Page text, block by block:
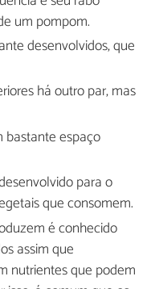
um pompom.
desenvolvidos, que
há outro par, mas
bastante espaço
para o
que consomem.
é conhecido
assim que
nutrientes que podem